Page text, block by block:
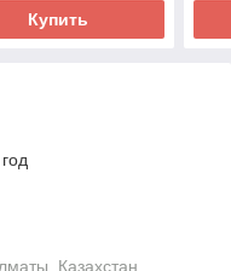
Купить
Казахстан